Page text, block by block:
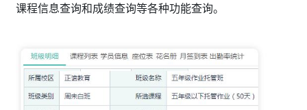
课程信息查询和成绩查询等各种功能查询。